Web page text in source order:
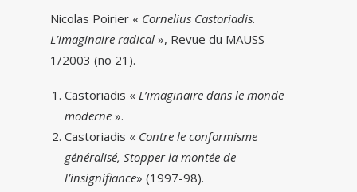
Nicolas Poirier « Cornelius Castoriadis.
L’imaginaire radical », Revue du MAUSS
1/2003 (no 21).
Castoriadis « L’imaginaire dans le monde
moderne ».
Castoriadis « Contre le conformisme
généralisé, Stopper la montée de
l’insignifiance» (1997-98).